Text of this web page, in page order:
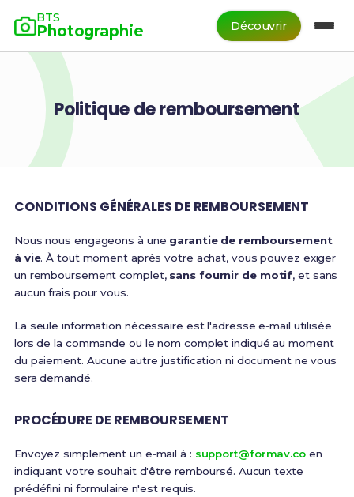
BTS
Photographie Découvrir
Politique de remboursement
CONDITIONS GÉNÉRALES DE REMBOURSEMENT
Nous nous engageons à une garantie de remboursement
à vie. À tout moment après votre achat, vous pouvez exiger
un remboursement complet, sans fournir de motif, et sans
aucun frais pour vous.
La seule information nécessaire est l'adresse e‑mail utilisée
lors de la commande ou le nom complet indiqué au moment
du paiement. Aucune autre justification ni document ne vous
sera demandé.
PROCÉDURE DE REMBOURSEMENT
Envoyez simplement un e‑mail à : support@formav.coen
indiquant votre souhait d'être remboursé. Aucun texte
prédéfini ni formulaire n'est requis.